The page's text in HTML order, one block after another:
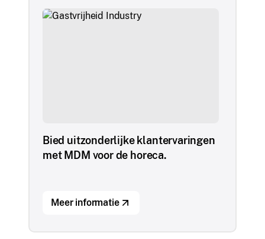
Bied uitzonderlijke klantervaringen
met MDM voor de horeca.
Meer informatie